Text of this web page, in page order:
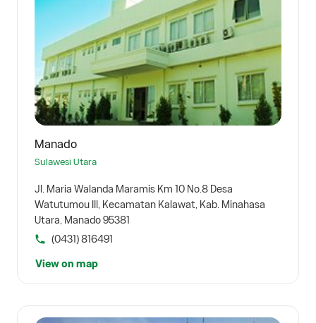
Manado
Sulawesi Utara
Jl. Maria Walanda Maramis Km 10 No.8 Desa
Watutumou III, Kecamatan Kalawat, Kab. Minahasa
Utara, Manado 95381
(0431) 816491
View on map